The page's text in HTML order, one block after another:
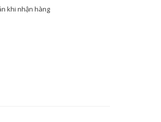
khi nhận hàng